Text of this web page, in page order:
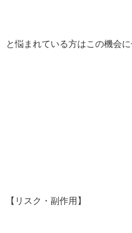
と悩まれている方はこの機会
【リスク・副作用】